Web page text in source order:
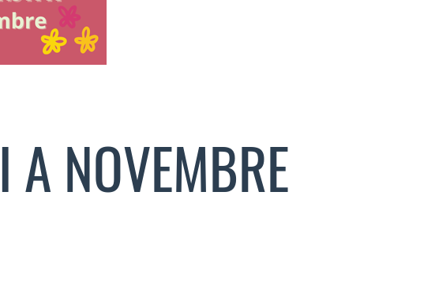
NOVEMBRE